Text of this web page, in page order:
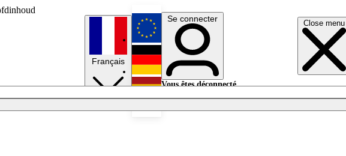
Close menu
Français
English
Deutsch
Se connecter
Vous êtes déconnecté.